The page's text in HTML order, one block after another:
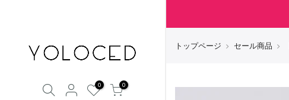
0 0
トップページ セール商品